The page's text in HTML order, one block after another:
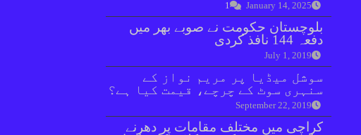
January 14, 2025
1
بلوچستان حکومت نے صوبے بھر میں
دفعہ 144 نافذ کردی
July 1, 2019
سوشل میڈیا پر مریم نواز کے
سنہری سوٹ کے چرچے، قیمت کیا ہے؟
September 22, 2019
کراچی میں مختلف مقامات پر دھرنے